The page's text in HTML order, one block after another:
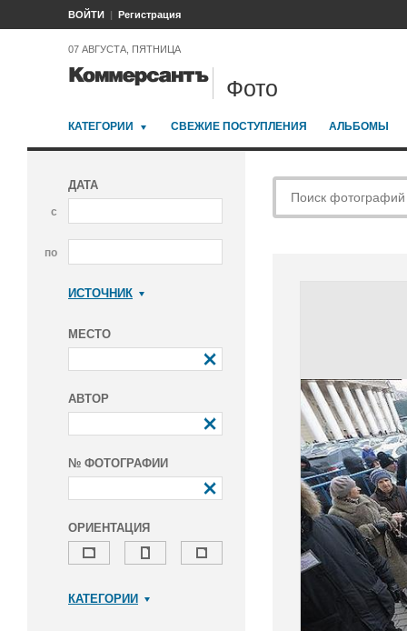
ВОЙТИ Регистрация
07 АВГУСТА, ПЯТНИЦА
Фото
КАТЕГОРИИ СВЕЖИЕ ПОСТУПЛЕНИЯ АЛЬБОМЫ
ДАТА
с
по
ИСТОЧНИК
МЕСТО
АВТОР
№ ФОТОГРАФИИ
ОРИЕНТАЦИЯ
КАТЕГОРИИ